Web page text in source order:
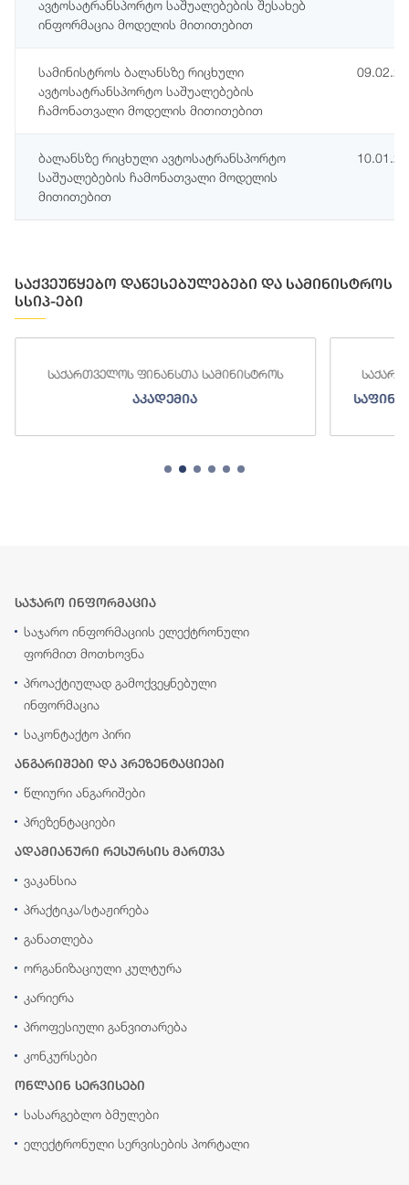
ავტოსატრანსპორტო საშუალებების შესახებ
ინფორმაცია მოდელის მითითებით
სამინისტროს ბალანსზე რიცხული
ავტოსატრანსპორტო საშუალებების
ჩამონათვალი მოდელის მითითებით
ბალანსზე რიცხული ავტოსატრანსპორტო
საშუალებების ჩამონათვალი მოდელის
მითითებით
საქვეუწყებო დაწესებულებები და სამინისტროს
სსიპ-ები
საქართველოს ფინანსთა სამინისტროს
აკადემია
საჯარო ინფორმაცია
საჯარო ინფორმაციის ელექტრონული
ფორმით მოთხოვნა
პროაქტიულად გამოქვეყნებული
ინფორმაცია
საკონტაქტო პირი
ანგარიშები და პრეზენტაციები
წლიური ანგარიშები
პრეზენტაციები
ადამიანური რესურსის მართვა
ვაკანსია
პრაქტიკა/სტაჟირება
განათლება
ორგანიზაციული კულტურა
კარიერა
პროფესიული განვითარება
კონკურსები
ონლაინ სერვისები
სასარგებლო ბმულები
ელექტრონული სერვისების პორტალი